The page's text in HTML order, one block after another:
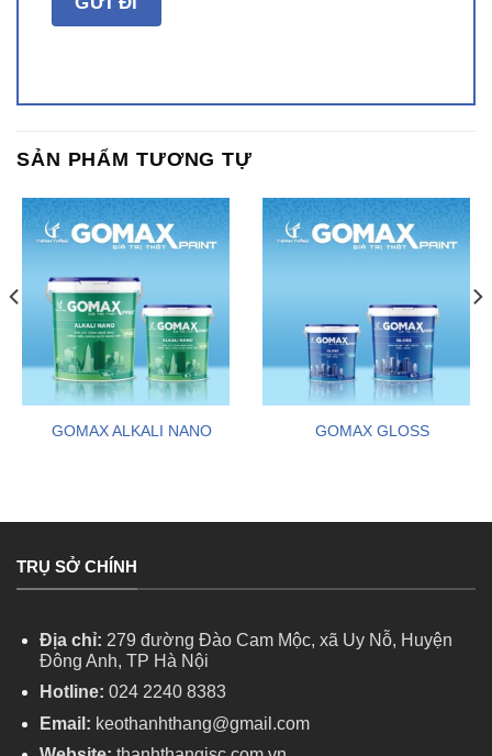
SẢN PHẨM TƯƠNG TỰ
GOMAX ALKALI NANO GOMAX GLOSS
TRỤ SỞ CHÍNH
Địa chỉ: 279 đường Đào Cam Mộc, xã Uy Nỗ, Huyện
Đông Anh, TP Hà Nội
Hotline: 024 2240 8383
Email: keothanhthang@gmail.com